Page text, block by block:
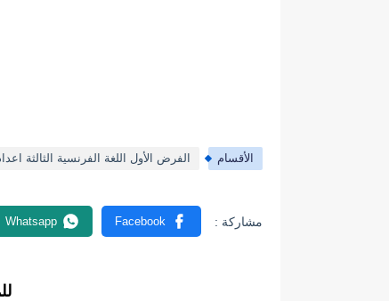
الأقسام الفرض الأول اللغة الفرنسية الثالثة